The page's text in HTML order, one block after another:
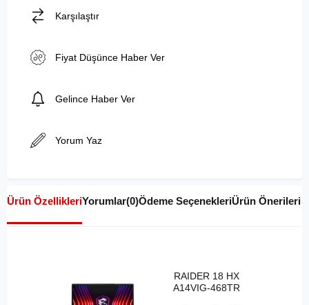
Karşılaştır
Fiyat Düşünce Haber Ver
Gelince Haber Ver
Yorum Yaz
Ürün ÖzellikleriYorumlar(0)Ödeme SeçenekleriÜrün Önerileri
RAIDER 18 HX
A14VIG-468TR